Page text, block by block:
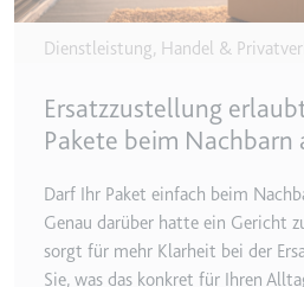
Zweck:
Wird verwendet,
Interaktion der
Ablauf:
Sitzung
Anbieter:
youtube.com
Dienstleistung, Handel &
Ersatzzustellung
Pakete beim Nachbarn
Darf Ihr Paket einfach beim
Genau darüber hatte ein Gericht
sorgt für mehr Klarheit bei der
Sie, was das konkret für Ihren